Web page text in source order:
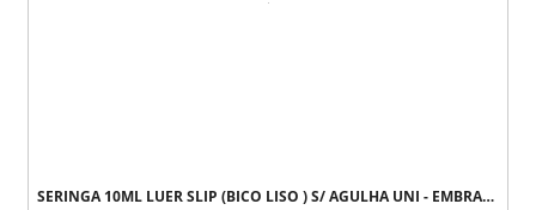
SERINGA 10ML LUER SLIP (BICO LISO ) S/ AGULHA UNI - EMBRAMAC